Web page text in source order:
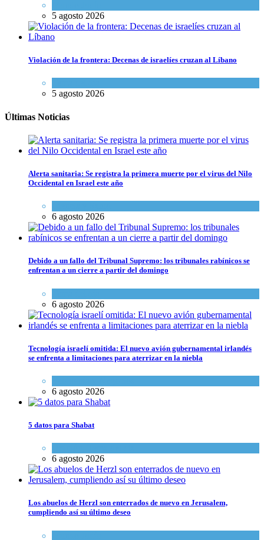
5 agosto 2026
Violación de la frontera: Decenas de israelíes cruzan al Líbano
5 agosto 2026
Últimas Noticias
Alerta sanitaria: Se registra la primera muerte por el virus del Nilo
Occidental en Israel este año
6 agosto 2026
Debido a un fallo del Tribunal Supremo: los tribunales rabínicos se
enfrentan a un cierre a partir del domingo
6 agosto 2026
Tecnología israelí omitida: El nuevo avión gubernamental irlandés
se enfrenta a limitaciones para aterrizar en la niebla
6 agosto 2026
5 datos para Shabat
6 agosto 2026
Los abuelos de Herzl son enterrados de nuevo en Jerusalem,
cumpliendo así su último deseo